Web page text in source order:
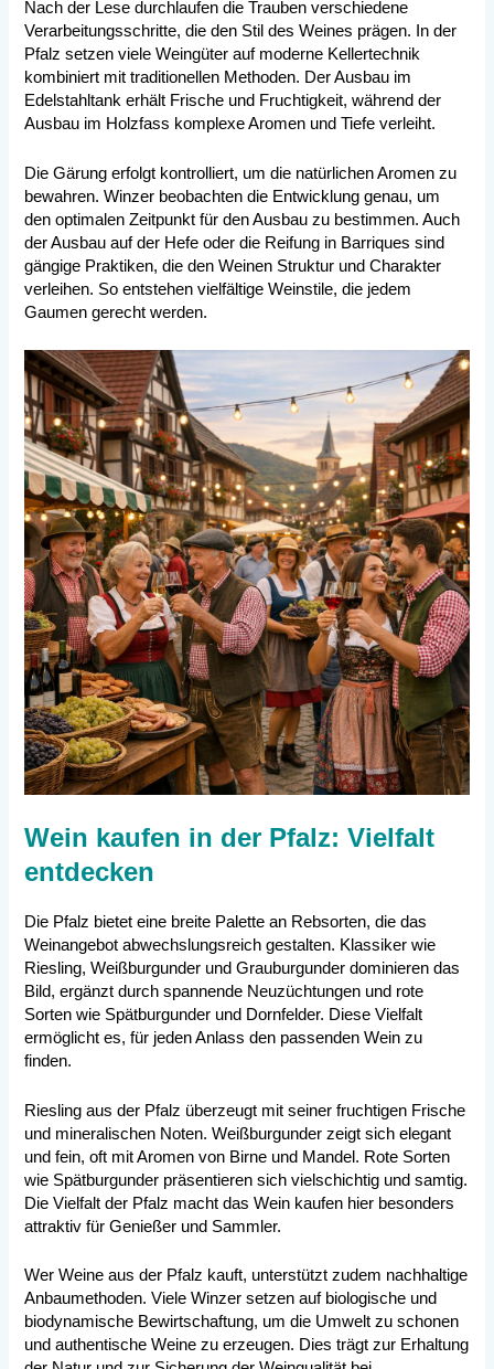
Nach der Lese durchlaufen die Trauben verschiedene
Verarbeitungsschritte, die den Stil des Weines prägen. In der
Pfalz setzen viele Weingüter auf moderne Kellertechnik
kombiniert mit traditionellen Methoden. Der Ausbau im
Edelstahltank erhält Frische und Fruchtigkeit, während der
Ausbau im Holzfass komplexe Aromen und Tiefe verleiht.
Die Gärung erfolgt kontrolliert, um die natürlichen Aromen zu
bewahren. Winzer beobachten die Entwicklung genau, um
den optimalen Zeitpunkt für den Ausbau zu bestimmen. Auch
der Ausbau auf der Hefe oder die Reifung in Barriques sind
gängige Praktiken, die den Weinen Struktur und Charakter
verleihen. So entstehen vielfältige Weinstile, die jedem
Gaumen gerecht werden.
Wein kaufen in der Pfalz: Vielfalt
entdecken
Die Pfalz bietet eine breite Palette an Rebsorten, die das
Weinangebot abwechslungsreich gestalten. Klassiker wie
Riesling, Weißburgunder und Grauburgunder dominieren das
Bild, ergänzt durch spannende Neuzüchtungen und rote
Sorten wie Spätburgunder und Dornfelder. Diese Vielfalt
ermöglicht es, für jeden Anlass den passenden Wein zu
finden.
Riesling aus der Pfalz überzeugt mit seiner fruchtigen Frische
und mineralischen Noten. Weißburgunder zeigt sich elegant
und fein, oft mit Aromen von Birne und Mandel. Rote Sorten
wie Spätburgunder präsentieren sich vielschichtig und samtig.
Die Vielfalt der Pfalz macht das Wein kaufen hier besonders
attraktiv für Genießer und Sammler.
Wer Weine aus der Pfalz kauft, unterstützt zudem nachhaltige
Anbaumethoden. Viele Winzer setzen auf biologische und
biodynamische Bewirtschaftung, um die Umwelt zu schonen
und authentische Weine zu erzeugen. Dies trägt zur Erhaltung